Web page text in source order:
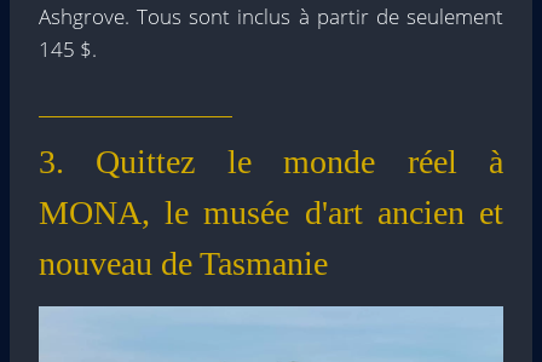
Ashgrove. Tous sont inclus à partir de seulement
145 $.
3. Quittez le monde réel à
MONA, le musée d'art ancien et
nouveau de Tasmanie